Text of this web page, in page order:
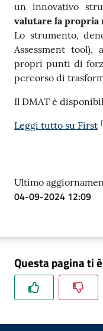
un innovativo
valutare la propria
Lo strumento,
Assessment
propri punti di
percorso di
Il DMAT è
Leggi tutto su First
Ultimo
04-09-2024 12:09
Questa pagina ti